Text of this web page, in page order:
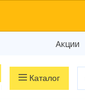
Акции
Каталог